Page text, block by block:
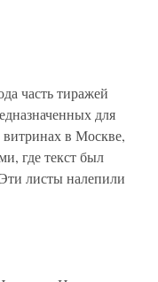
часть тиражей
для
в Москве,
где текст был
листы налепили